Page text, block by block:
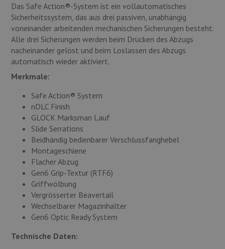
Das Safe Action®-System ist ein vollautomatisches
Sicherheitssystem, das aus drei passiven, unabhängig
voneinander arbeitenden mechanischen Sicherungen besteht.
Alle drei Sicherungen werden beim Drücken des Abzugs
nacheinander gelöst und beim Loslassen des Abzugs
automatisch wieder aktiviert.
Merkmale:
Safe Action® System
nDLC Finish
GLOCK Marksman Lauf
Slide Serrations
Beidhändig bedienbarer Verschlussfanghebel
Montageschiene
Flacher Abzug
Gen6 Grip-Textur (RTF6)
Griffwölbung
Vergrösserter Beavertail
Wechselbarer Magazinhalter
Gen6 Optic Ready System
Technische Daten: